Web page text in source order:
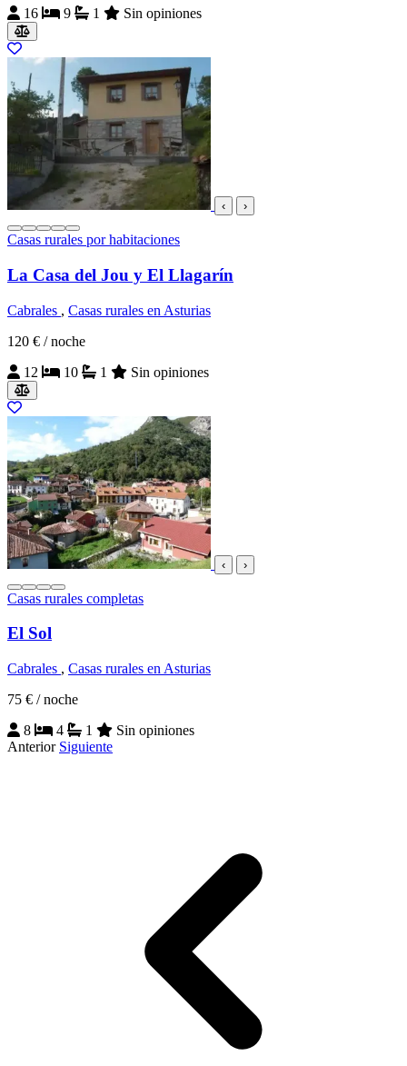
16
9 1 Sin opiniones
‹ ›
Casas rurales por habitaciones
La Casa del Jou y El Llagarín
Cabrales , Casas rurales en Asturias
120 € / noche
12
10 1 Sin opiniones
‹ ›
Casas rurales completas
El Sol
Cabrales , Casas rurales en Asturias
75 € / noche
8
4 1
Sin opiniones
Anterior Siguiente